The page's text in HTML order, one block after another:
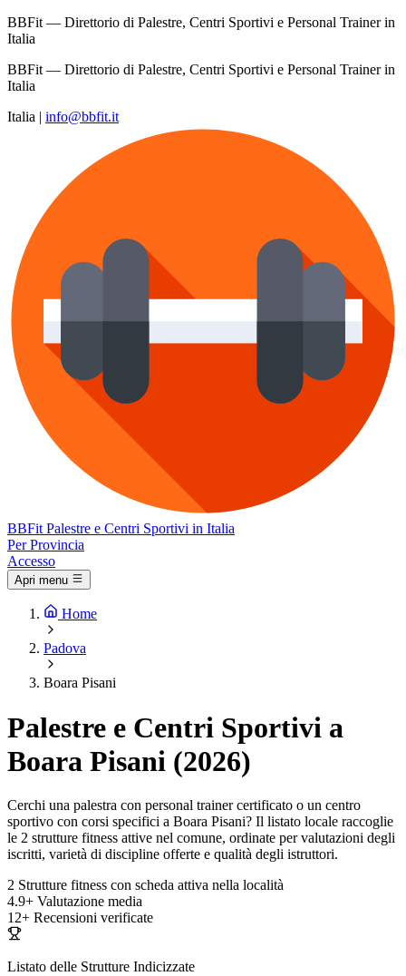
BBFit — Direttorio di Palestre, Centri Sportivi e Personal Trainer in
Italia
BBFit — Direttorio di Palestre, Centri Sportivi e Personal Trainer in
Italia
Italia | info@bbfit.it
BBFit Palestre e Centri Sportivi in Italia
Per Provincia
Accesso
Apri menu
Home
Padova
Boara Pisani
Palestre e Centri Sportivi a
Boara Pisani (2026)
Cerchi una palestra con personal trainer certificato o un centro
sportivo con corsi specifici a Boara Pisani? Il listato locale raccoglie
le 2 strutture fitness attive nel comune, ordinate per valutazioni degli
iscritti, varietà di discipline offerte e qualità degli istruttori.
2 Strutture fitness con scheda attiva nella località
4.9+ Valutazione media
12+ Recensioni verificate
Listato delle Strutture Indicizzate